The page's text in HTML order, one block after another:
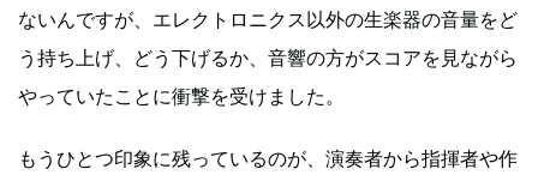
ないんですが、エレクトロニクス以外の生楽器の音量をど
う持ち上げ、どう下げるか、音響の方がスコアを見ながら
やっていたことに衝撃を受けました。
もうひとつ印象に残っているのが、演奏者から指揮者や作